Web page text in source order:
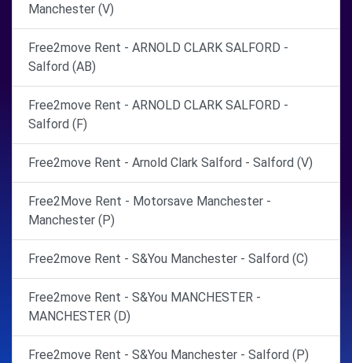
Manchester (V)
Free2move Rent - ARNOLD CLARK SALFORD -
Salford (AB)
Free2move Rent - ARNOLD CLARK SALFORD -
Salford (F)
Free2move Rent - Arnold Clark Salford - Salford (V)
Free2Move Rent - Motorsave Manchester -
Manchester (P)
Free2move Rent - S&You Manchester - Salford (C)
Free2move Rent - S&You MANCHESTER -
MANCHESTER (D)
Free2move Rent - S&You Manchester - Salford (P)